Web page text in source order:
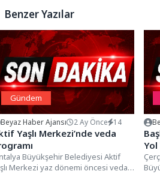
Benzer Yazılar
Gündem
Beyaz Haber Ajansı 2 Ay Önce 14
Yaşlı Merkezi’nde veda
Büyükşehir Belediyesi Aktif
Merkezi yaz dönemi öncesi veda
Yol